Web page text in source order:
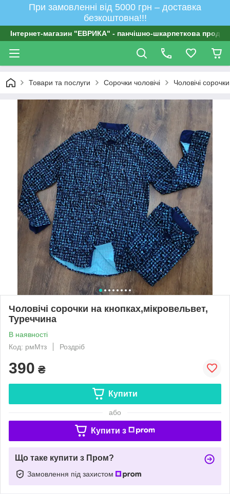
При замовленні від 5000 грн – доставка
безкоштовна!!!
Інтернет-магазин "ЕВРИКА" - панчішно-шкарпеткова
Товари та послуги Сорочки чоловічі Чоловічі
Чоловічі сорочки на кнопках,мікровельвет,
Туреччина
В наявності
Код: рмМтз
Роздріб
390 ₴
Купити
або
Купити з
Що таке купити з Пром?
Замовлення під захистом